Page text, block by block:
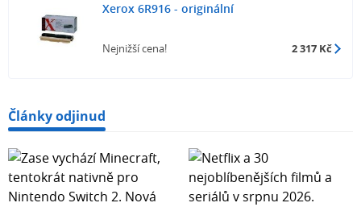
Xerox 6R916 - originální
Nejnižší cena! 2 317 Kč
Články odjinud